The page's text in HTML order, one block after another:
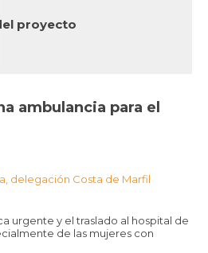
ambulancia para el
delegación Costa de Marfil
urgente y el traslado al hospital de
de las mujeres con
proyecto